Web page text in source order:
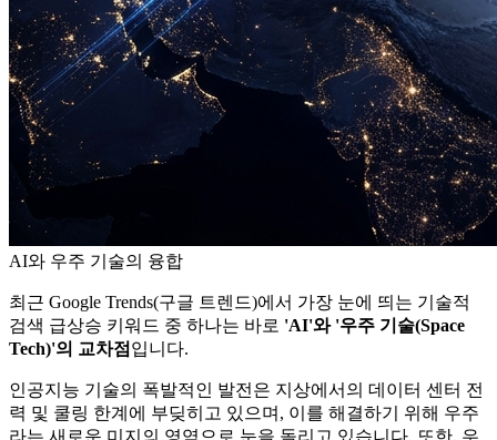
AI와 우주 기술의 융합
최근 Google Trends(구글 트렌드)에서 가장 눈에 띄는 기술적
검색 급상승 키워드 중 하나는 바로 'AI'와 '우주 기술(Space
Tech)'의 교차점 입니다.
인공지능 기술의 폭발적인 발전은 지상에서의 데이터 센터 전
력 및 쿨링 한계에 부딪히고 있으며, 이를 해결하기 위해 우주
라는 새로운 미지의 영역으로 눈을 돌리고 있습니다. 또한, 우